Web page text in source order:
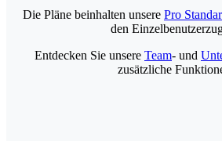
Die Pläne beinhalten unsere Pro
den
Entdecken Sie unsere Team- und
zusätzliche